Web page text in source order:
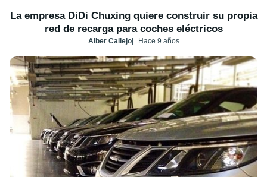
La empresa DiDi Chuxing quiere construir su propia
red de recarga para coches eléctricos
Alber Callejo Hace 9 años